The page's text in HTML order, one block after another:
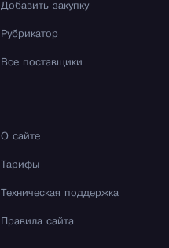
Добавить закупку
Рубрикатор
Все поставщики
О сайте
Тарифы
Техническая поддержка
Правила сайта